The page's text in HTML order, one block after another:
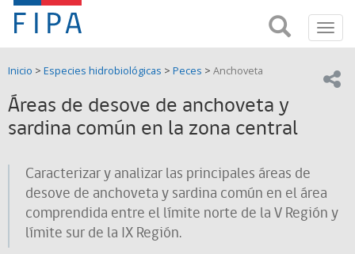
Fondo
de
Investigación
Pesquera
y
Acuicultura
(FIPA)-
SUBPESCA
FIPA;
Fondo
Investigación
pesquera
y
de
Acuicultira
Inicio > Especies hidrobiológicas > Peces > Anchoveta
Áreas de desove de anchoveta y
sardina común en la zona central
Caracterizar y analizar las principales áreas de
desove de anchoveta y sardina común en el área
comprendida entre el límite norte de la V Región y
límite sur de la IX Región.